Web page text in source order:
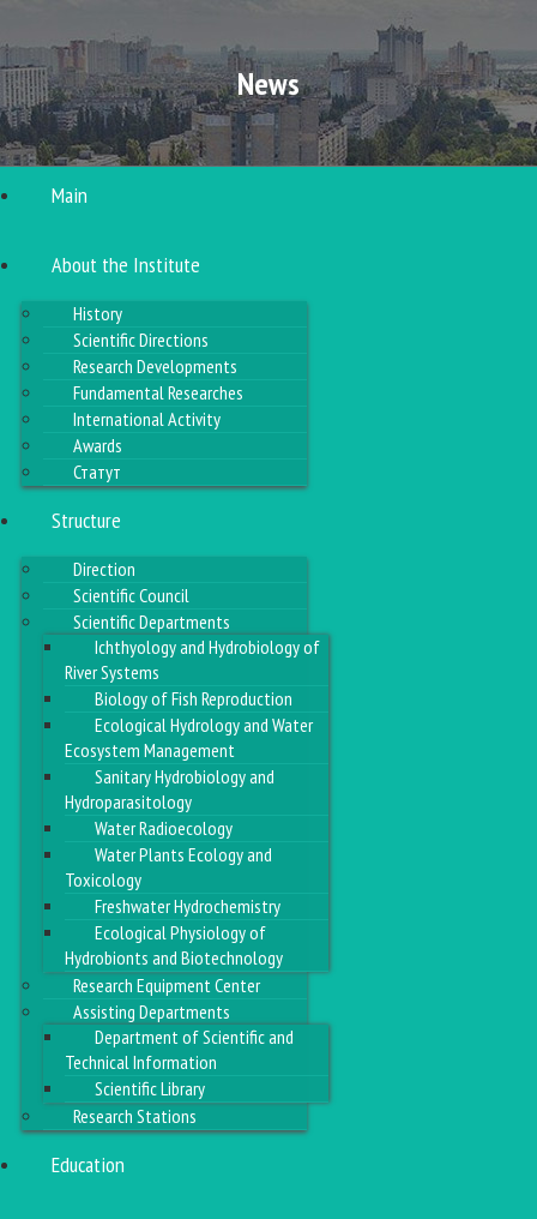
Main
About the Institute
History
Scientific Directions
Research Developments
Fundamental Researches
International Activity
Awards
Статут
Structure
Direction
Scientific Council
Scientific Departments
Ichthyology and Hydrobiology of
River Systems
Biology of Fish Reproduction
Ecological Hydrology and Water
Ecosystem Management
Sanitary Hydrobiology and
Hydroparasitology
Water Radioecology
Water Plants Ecology and
Toxicology
Freshwater Hydrochemistry
Ecological Physiology of
Hydrobionts and Biotechnology
Research Equipment Center
Assisting Departments
Department of Scientific and
Technical Information
Scientific Library
Research Stations
Education
News